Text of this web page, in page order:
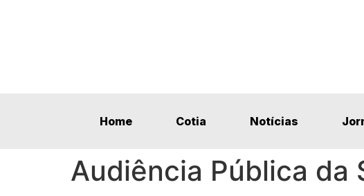
Home Cotia Notícias
Audiência Pública da